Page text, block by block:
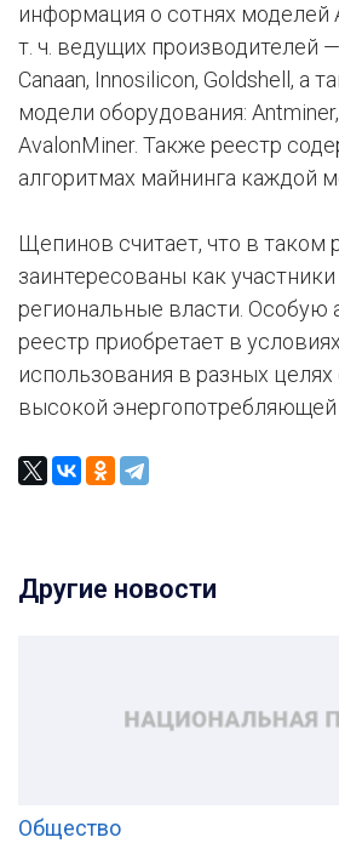
информация о сотнях моделей
т. ч. ведущих производителей
Canaan, Innosilicon, Goldshell, а
модели оборудования:
AvalonMiner. Также реестр
алгоритмах майнинга каждой
Щепинов считает, что в таком
заинтересованы как
региональные власти. Особую
реестр приобретает в
использования в разных
высокой энергопотребляющей
Другие новости
Общество